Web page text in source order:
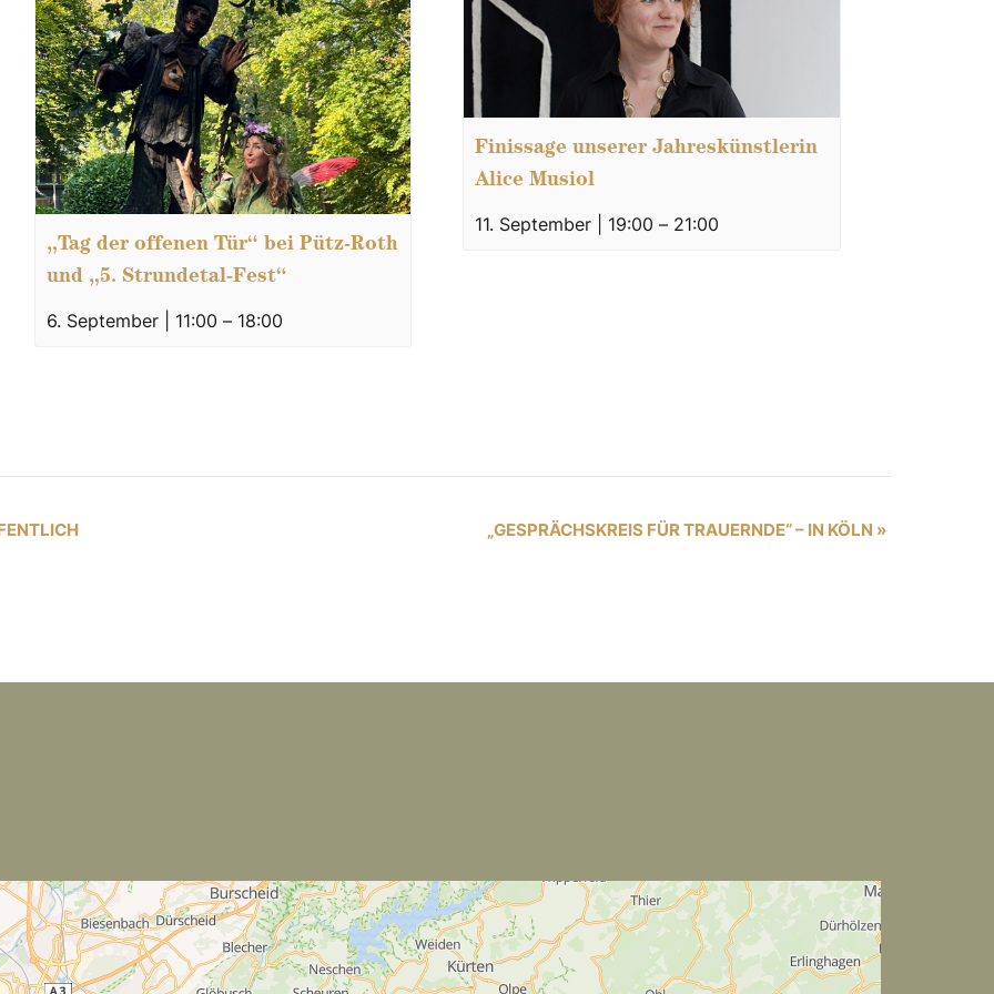
„Tag der offenen Tür“ bei Pütz-Roth
und „5. Strundetal-Fest“
6. September | 11:00 – 18:00
Finissage unserer Jahreskünstlerin
Alice Musiol
11. September | 19:00 – 21:00
„GESPRÄCHSKREIS FÜR TRAUERNDE“ – IN KÖLN »